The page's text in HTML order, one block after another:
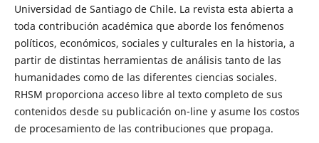
Universidad de Santiago de Chile. La revista esta abierta a
toda contribución académica que aborde los fenómenos
políticos, económicos, sociales y culturales en la historia, a
partir de distintas herramientas de análisis tanto de las
humanidades como de las diferentes ciencias sociales.
RHSM proporciona acceso libre al texto completo de sus
contenidos desde su publicación on-line y asume los costos
de procesamiento de las contribuciones que propaga.